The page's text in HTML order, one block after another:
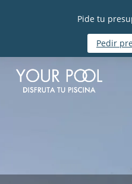
Pide tu
Pedir